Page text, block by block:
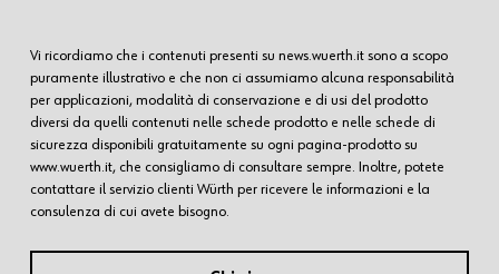
Vi ricordiamo che i contenuti presenti su news.wuerth.it sono a scopo
puramente illustrativo e che non ci assumiamo alcuna responsabilità
per applicazioni, modalità di conservazione e di usi del prodotto
diversi da quelli contenuti nelle schede prodotto e nelle schede di
sicurezza disponibili gratuitamente su ogni pagina-prodotto su
www.wuerth.it, che consigliamo di consultare sempre. Inoltre, potete
contattare il servizio clienti Würth per ricevere le informazioni e la
consulenza di cui avete bisogno.